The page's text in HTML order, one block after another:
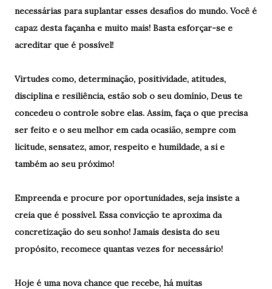
necessárias para suplantar esses desafios do mundo. Você é
capaz desta façanha e muito mais! Basta esforçar-se e
acreditar que é possível!
Virtudes como, determinação, positividade, atitudes,
disciplina e resiliência, estão sob o seu domínio, Deus te
concedeu o controle sobre elas. Assim, faça o que precisa
ser feito e o seu melhor em cada ocasião, sempre com
licitude, sensatez, amor, respeito e humildade, a si e
também ao seu próximo!
Empreendae procure por oportunidades, seja insiste a
creia que é possível. Essa convicção te aproxima da
concretização do seu sonho! Jamais desista do seu
propósito, recomece quantas vezes for necessário!
Hoje é uma nova chance que recebe, há muitas